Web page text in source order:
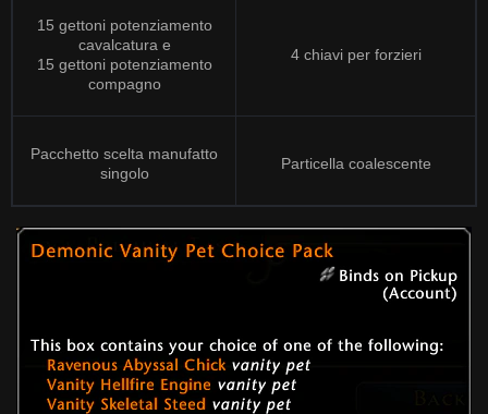
15 gettoni potenziamento
cavalcatura e
15 gettoni potenziamento
compagno
4 chiavi per forzieri
Pacchetto scelta manufatto
singolo
Particella coalescente